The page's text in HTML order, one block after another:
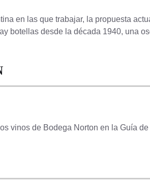
en las que trabajar, la propuesta
botellas desde la década 1940, una
vinos de Bodega Norton en la Guía